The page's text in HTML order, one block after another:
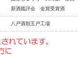
新酒鑑評会 金賞受賞酒
八戸酒類五戸工場